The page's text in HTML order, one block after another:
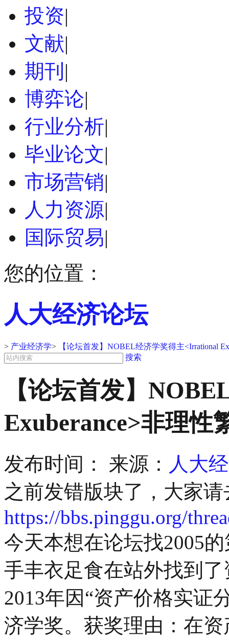
投资|
文献|
期刊 |
博弈论|
行业分析|
毕业论文|
市场营销|
人力资源|
国际贸易|
您的位置：
人大经济论坛
> 产业经济学>
【论坛首发】NOBEL经济学奖得主<Irrational
搜索
【论坛首发】
Exuberance>非理性
发布时间： 来源： 人大
之前发错版块了，大家
https://bbs.pinggu.org/
今天本想在论坛找2005
手丰衣足食在站外找到
2013年因“资产价格实证
济学奖。获奖理由：在